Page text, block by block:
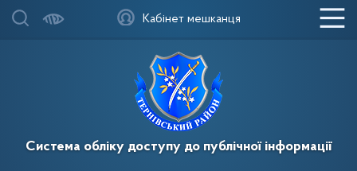
Система обліку доступу до публічної інформації
Кабінет мешканця